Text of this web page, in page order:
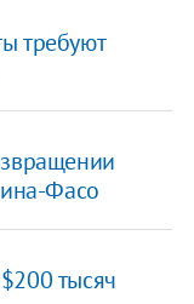
требуют
Фасо
тысяч